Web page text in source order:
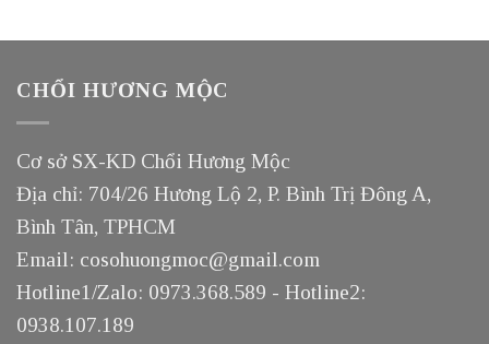
CHỔI HƯƠNG MỘC
Cơ sở SX-KD Chổi Hương Mộc
Địa chỉ: 704/26 Hương Lộ 2, P. Bình Trị Đông A,
Bình Tân, TPHCM
Email: cosohuongmoc@gmail.com
Hotline1/Zalo: 0973.368.589 - Hotline2:
0938.107.189